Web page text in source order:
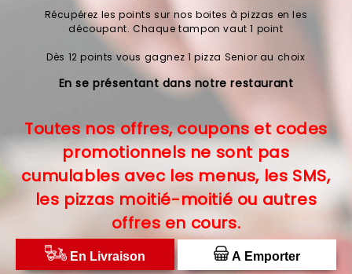
LA CARTE
VOTRE COMPTE
VOS AVIS
MENTIONS LÉGALES
C.G.V
PROTECTION DES DONNÉES
DISTRIBUTEUR DE PIZZAS
Récupérez les points sur nos boites à pizzas en les
découpant. Chaque tampon vaut 1 point
Dès 12 points vous gagnez 1 pizza Senior au choix
En se présentant dans notre restaurant
Toutes nos offres, coupons et codes
promotionnels ne sont pas
cumulables avec les menus, les SMS,
les pizzas moitié-moitié ou autres
offres en cours.
En Livraison A Emporter